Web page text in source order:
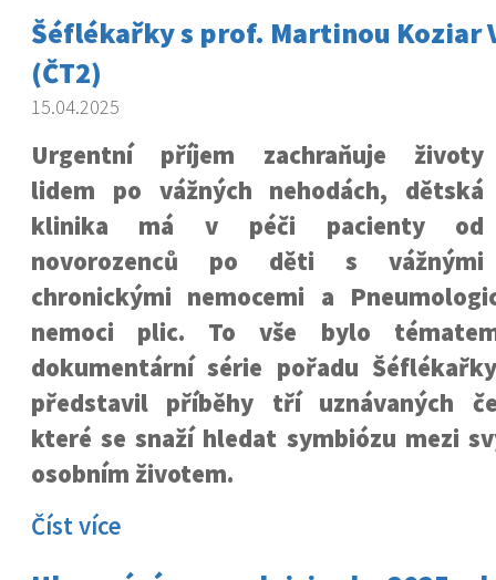
Šéflékařky s prof. Martinou Koziar
(ČT2)
15.04.2025
Urgentní příjem zachraňuje životy
lidem po vážných nehodách, dětská
klinika má v péči pacienty od
novorozenců po děti s vážnými
chronickými nemocemi a
nemoci plic. To vše bylo
dokumentární série pořadu
představil příběhy tří uznávaných
které se snaží hledat symbiózu mezi
osobním životem.
Číst více